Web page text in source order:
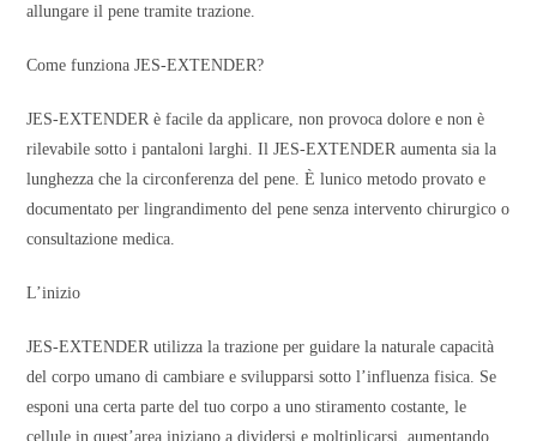
allungare il pene tramite trazione.
Come funziona JES-EXTENDER?
JES-EXTENDER è facile da applicare, non provoca dolore e non è
rilevabile sotto i pantaloni larghi. Il JES-EXTENDER aumenta sia la
lunghezza che la circonferenza del pene. È lunico metodo provato e
documentato per lingrandimento del pene senza intervento chirurgico o
consultazione medica.
L’inizio
JES-EXTENDER utilizza la trazione per guidare la naturale capacità
del corpo umano di cambiare e svilupparsi sotto l’influenza fisica. Se
esponi una certa parte del tuo corpo a uno stiramento costante, le
cellule in quest’area iniziano a dividersi e moltiplicarsi, aumentando